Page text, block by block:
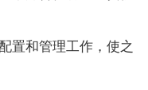
置和管理工作，使之